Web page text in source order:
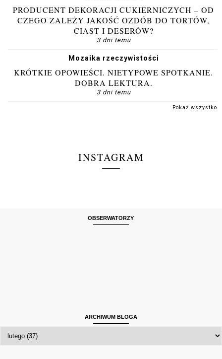
PRODUCENT DEKORACJI CUKIERNICZYCH – OD
CZEGO ZALEŻY JAKOŚĆ OZDÓB DO TORTÓW,
CIAST I DESERÓW?
3 dni temu
Mozaika rzeczywistości
KRÓTKIE OPOWIEŚCI. NIETYPOWE SPOTKANIE.
DOBRA LEKTURA.
3 dni temu
Pokaż wszystko
INSTAGRAM
OBSERWATORZY
ARCHIWUM BLOGA